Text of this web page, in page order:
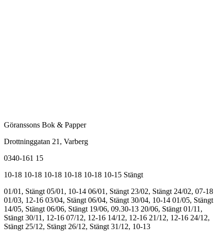
Göranssons Bok & Papper
Drottninggatan 21 , Varberg
0340-161 15
10-18 10-18 10-18 10-18 10-18 10-15 Stängt
01/01, Stängt 05/01, 10-14 06/01, Stängt 23/02, Stängt 24/02, 07-18
01/03, 12-16 03/04, Stängt 06/04, Stängt 30/04, 10-14 01/05, Stängt
14/05, Stängt 06/06, Stängt 19/06, 09.30-13 20/06, Stängt 01/11,
Stängt 30/11, 12-16 07/12, 12-16 14/12, 12-16 21/12, 12-16 24/12,
Stängt 25/12, Stängt 26/12, Stängt 31/12, 10-13